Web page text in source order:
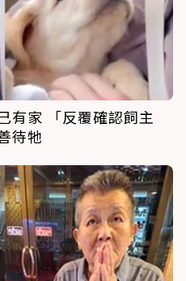
有家 「反覆確認飼主
待牠